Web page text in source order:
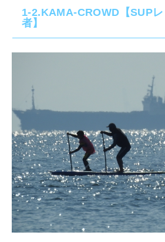
1-2.KAMA-CROWD【SUP
者】